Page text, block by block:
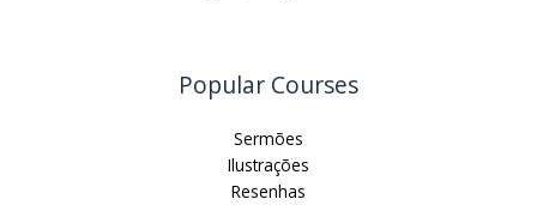
Popular Courses
Sermões
Ilustrações
Resenhas